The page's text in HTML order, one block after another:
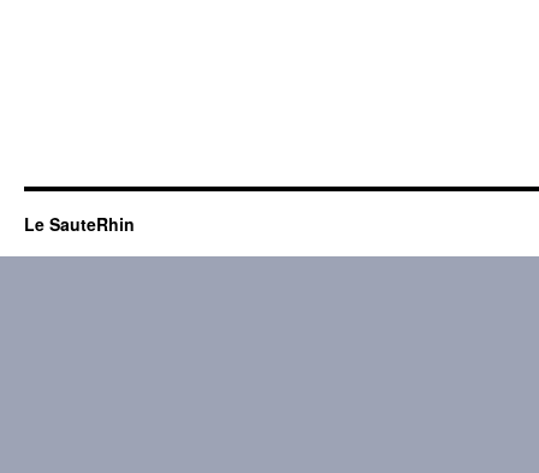
Le SauteRhin